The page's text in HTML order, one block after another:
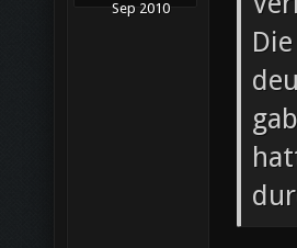
Sep 2010